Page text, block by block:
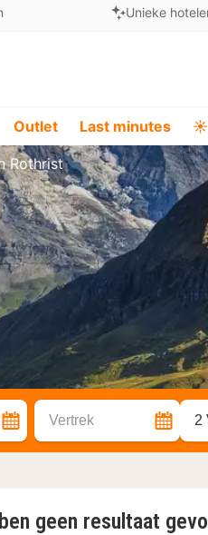
Unieke
Outlet Last minutes ☀️
Rothrist
Vertrek 2
geen resultaat